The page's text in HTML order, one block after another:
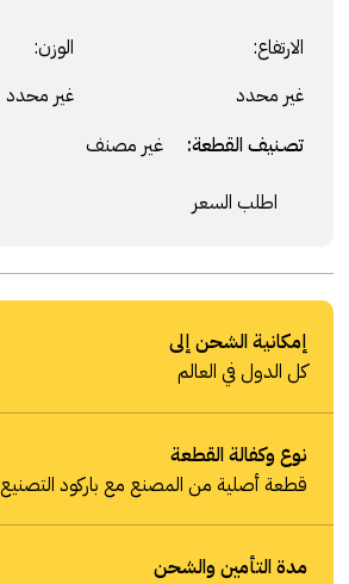
الارتفاع:
غير محدد
الوزن:
غير محدد
تصنيف القطعة: غير مصنف
اطلب السعر
إمكانية الشحن إلى
كل الدول في العالم
نوع وكفالة القطعة
قطعة أصلية من المصنع مع باركود التصنيع
مدة التأمين والشحن